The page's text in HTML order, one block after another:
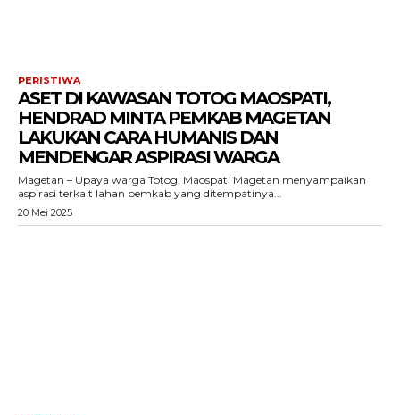
PERISTIWA
ASET DI KAWASAN TOTOG MAOSPATI,
HENDRAD MINTA PEMKAB MAGETAN
LAKUKAN CARA HUMANIS DAN
MENDENGAR ASPIRASI WARGA
Magetan – Upaya warga Totog, Maospati Magetan menyampaikan
aspirasi terkait lahan pemkab yang ditempatinya...
20 Mei 2025